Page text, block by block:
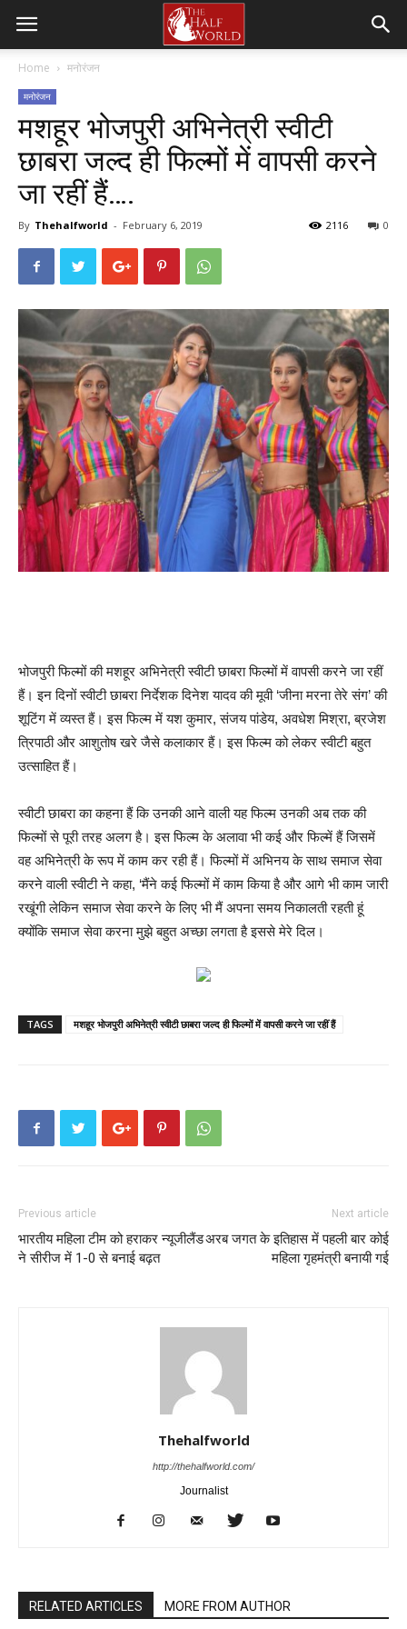
Home मनोरंजन
मनोरंजन
मशहूर भोजपुरी अभिनेत्री स्वीटी
छाबरा जल्द ही फिल्मों में वापसी करने
जा रहीं हैं….
By Thehalfworld - February 6, 2019 0
2116
भोजपुरी फिल्मों की मशहूर अभिनेत्री स्वीटी छाबरा फिल्मों में वापसी करने जा रहीं
हैं। इन दिनों स्वीटी छाबरा निर्देशक दिनेश यादव की मूवी ‘जीना मरना तेरे संग’ की
शूटिंग में व्यस्त हैं। इस फिल्म में यश कुमार, संजय पांडेय, अवधेश मिश्रा, ब्रजेश
त्रिपाठी और आशुतोष खरे जैसे कलाकार हैं। इस फिल्म को लेकर स्वीटी बहुत
उत्साहित हैं।
स्वीटी छाबरा का कहना हैं कि उनकी आने वाली यह फिल्म उनकी अब तक की
फिल्मों से पूरी तरह अलग है। इस फिल्म के अलावा भी कई और फिल्में हैं जिसमें
वह अभिनेत्री के रूप में काम कर रही हैं। फिल्मों में अभिनय के साथ समाज सेवा
करने वाली स्वीटी ने कहा, ‘मैंने कई फिल्मों में काम किया है और आगे भी काम जारी
रखूंगी लेकिन समाज सेवा करने के लिए भी मैं अपना समय निकालती रहती हूं
क्योंकि समाज सेवा करना मुझे बहुत अच्छा लगता है इससे मेरे दिल।
TAGS मशहूर भोजपुरी अभिनेत्री स्वीटी छाबरा जल्द ही फिल्मों में वापसी करने जा रहीं हैं
Previous article
भारतीय महिला टीम को हराकर न्यूजीलैंड
ने सीरीज में 1-0 से बनाई बढ़त
Next article
अरब जगत के इतिहास में पहली बार कोई
महिला गृहमंत्री बनायी गई
Thehalfworld
http://thehalfworld.com/
Journalist
RELATED ARTICLES MORE FROM AUTHOR